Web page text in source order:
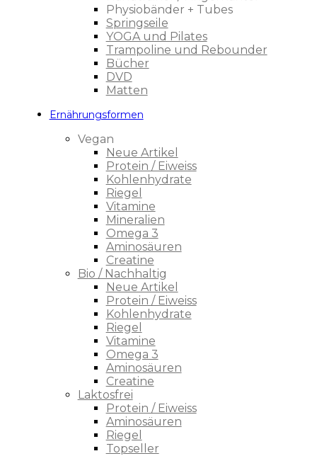
Physiobänder + Tubes
Springseile
YOGA und Pilates
Trampoline und Rebounder
Bücher
DVD
Matten
Ernährungsformen
Vegan
Neue Artikel
Protein / Eiweiss
Kohlenhydrate
Riegel
Vitamine
Mineralien
Omega 3
Aminosäuren
Creatine
Bio / Nachhaltig
Neue Artikel
Protein / Eiweiss
Kohlenhydrate
Riegel
Vitamine
Omega 3
Aminosäuren
Creatine
Laktosfrei
Protein / Eiweiss
Aminosäuren
Riegel
Topseller